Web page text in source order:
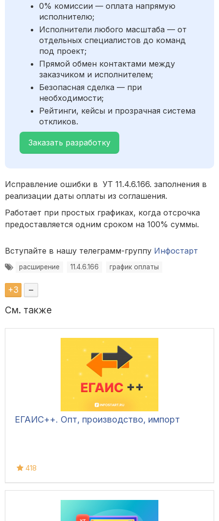
0% комиссии — оплата напрямую
исполнителю;
Исполнители любого масштаба — от
отдельных специалистов до команд
под проект;
Прямой обмен контактами между
заказчиком и исполнителем;
Безопасная сделка — при
необходимости;
Рейтинги, кейсы и прозрачная система
откликов.
Заказать разработку
Исправление ошибки в УТ 11.4.6.166. заполнения в
реализации даты оплаты из соглашения.
Работает при простых графиках, когда отсрочка
предоставляется одним сроком на 100% суммы.
Вступайте в нашу телеграмм-группу Инфостарт
расширение 11.4.6.166 график оплаты
+3 –
См. также
ЕГАИС++. Опт, производство, импорт
418